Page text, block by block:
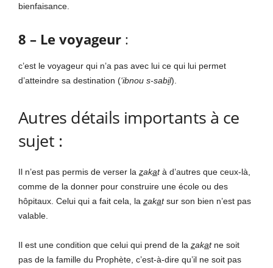
bienfaisance.
8 – Le voyageur :
c’est le voyageur qui n’a pas avec lui ce qui lui permet
d’atteindre sa destination (‘ibnou s-sabil).
Autres détails importants à ce
sujet :
Il n’est pas permis de verser la zakatà d’autres que ceux-là,
comme de la donner pour construire une école ou des
hôpitaux. Celui qui a fait cela, la zakatsur son bien n’est pas
valable.
Il est une condition que celui qui prend de la zakatne soit
pas de la famille du Prophète, c’est-à-dire qu’il ne soit pas